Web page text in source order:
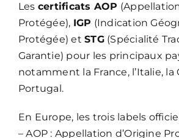
Les certificats AOP
Protégée), IGP (Indication
Protégée) etSTG(Spécialité
Garantie) pour les principaux
notamment la France, l’Italie, la
Portugal.
En Europe, les trois labels
– AOP : Appellation d’Origine